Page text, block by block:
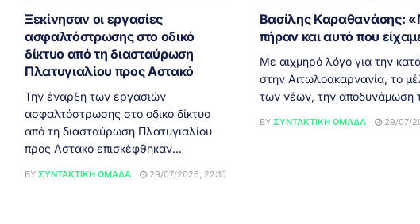
Ξεκίνησαν οι εργασίες
ασφαλτόστρωσης στο οδικό
δίκτυο από τη διασταύρωση
Πλατυγιαλίου προς Αστακό
Την έναρξη των εργασιών
ασφαλτόστρωσης στο οδικό δίκτυο
από τη διασταύρωση Πλατυγιαλίου
προς Αστακό επισκέφθηκαν...
BY ΣΥΝΤΑΚΤΙΚΉ ΟΜΆΔΑ 29/07/2026, 22:10
Βασίλης Καραθανάσης:
πήραν και αυτό που
Με αιχμηρό λόγο για την
στην Αιτωλοακαρνανία, το
των νέων, την αποδυνάμωση
BY ΣΥΝΤΑΚΤΙΚΉ ΟΜΆΔΑ 29/07/